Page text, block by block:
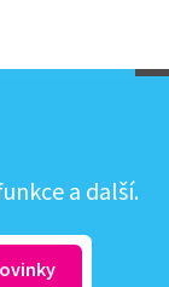
a další.